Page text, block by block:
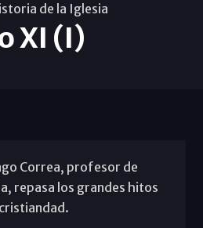
de la Iglesia
XI (I)
Correa, profesor de
repasa los grandes hitos